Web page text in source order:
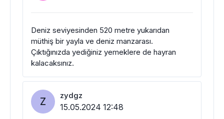
Deniz seviyesinden 520 metre yukarıdan
müthiş bir yayla ve deniz manzarası.
Çıktığınızda yediğiniz yemeklere de hayran
kalacaksınız.
Z zydgz
15.05.2024 12:48